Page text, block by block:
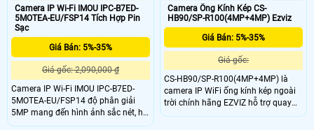
Camera IP Wi-Fi IMOU IPC-B7ED-
5MOTEA-EU/FSP14 Tích Hợp Pin
Sạc
Giá Bán: 5%-35%
Giá gốc: 2,090,000 ₫
Camera IP Wi-Fi IMOU IPC-B7ED-
5MOTEA-EU/FSP14 độ phân giải
5MP mang đến hình ảnh sắc nét, hỗ
trợ đàm thoại hai chiều tiện lợi cho
Camera Ống Kính Kép CS-
HB90/SP-R100(4MP+4MP) Ezviz
Giá Bán: 5%-35%
Giá gốc:
CS-HB90/SP-R100(4MP+4MP) là
camera IP WiFi ống kính kép ngoài
trời chính hãng EZVIZ hỗ trợ quay
quét với độ phân giải 4MP + 4MP